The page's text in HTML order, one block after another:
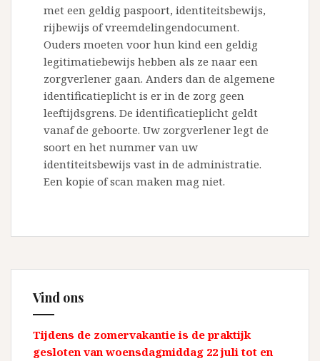
met een geldig paspoort, identiteitsbewijs,
rijbewijs of vreemdelingendocument.
Ouders moeten voor hun kind een geldig
legitimatiebewijs hebben als ze naar een
zorgverlener gaan. Anders dan de algemene
identificatieplicht is er in de zorg geen
leeftijdsgrens. De identificatieplicht geldt
vanaf de geboorte. Uw zorgverlener legt de
soort en het nummer van uw
identiteitsbewijs vast in de administratie.
Een kopie of scan maken mag niet.
Vind ons
Tijdens de zomervakantie is de praktijk
gesloten van woensdagmiddag 22 juli tot en